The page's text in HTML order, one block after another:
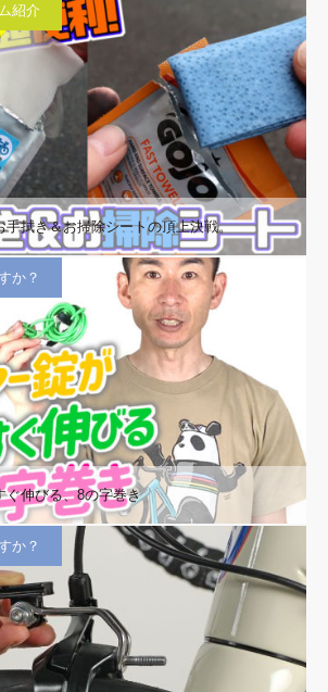
紹介
手拭き＆お掃除シートの頂上決戦。
か？
ぐ伸びる、8の字巻き
か？